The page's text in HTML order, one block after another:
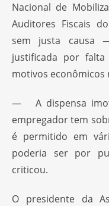
Nacional de
Auditores Fiscais
sem justa causa
justificada por
motivos econômicos
— A dispensa
empregador tem
é permitido em
poderia ser por
criticou.
O presidente da